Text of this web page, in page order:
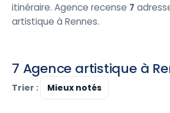
itinéraire. Agence recense 7
artistique à Rennes.
7 Agence artistique à
Trier :